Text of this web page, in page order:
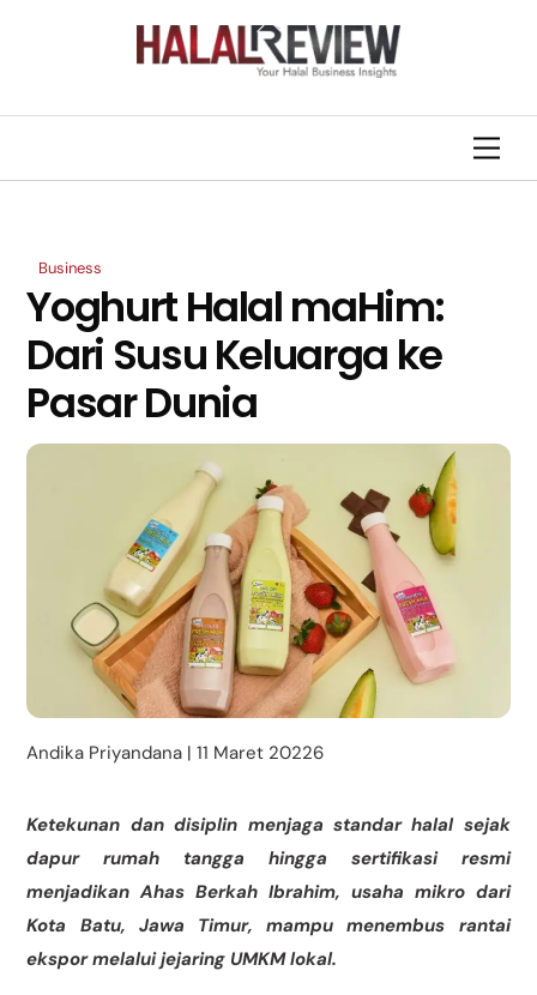
Yoghurt Halal maHim:
Dari Susu Keluarga ke
Pasar Dunia
Business
Andika Priyandana | 11 Maret 20226
Ketekunan dan disiplin menjaga standar halal sejak
dapur rumah tangga hingga sertifikasi resmi
menjadikan Ahas Berkah Ibrahim, usaha mikro dari
Kota Batu, Jawa Timur, mampu menembus rantai
ekspor melalui jejaring UMKM lokal.
To
Top